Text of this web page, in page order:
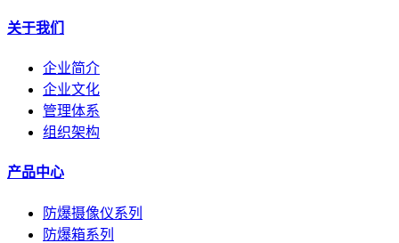
关于我们
企业简介
企业文化
管理体系
组织架构
产品中心
防爆摄像仪系列
防爆箱系列